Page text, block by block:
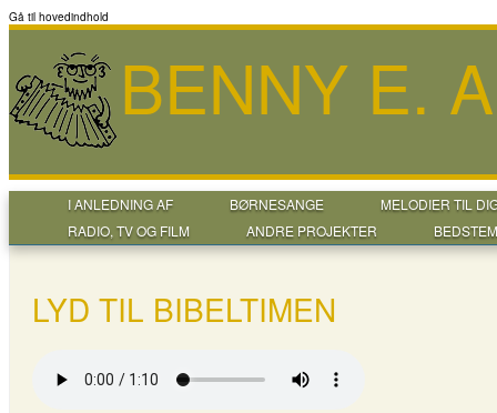
Gå til hovedindhold
BENNY E.
I ANLEDNING AF BØRNESANGE
MELODIER TIL
RADIO, TV OG FILM
ANDRE PROJEKTER
LYD TIL BIBELTIMEN